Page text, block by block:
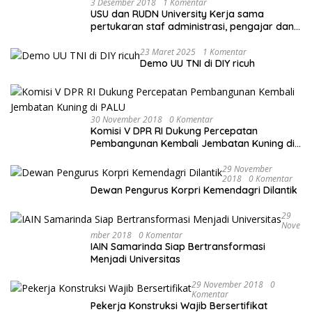
3 Desember 2018 1 Komentar
USU dan RUDN University Kerja sama
pertukaran staf administrasi, pengajar dan
23 Maret 2025 1 Komentar
Demo UU TNI di DIY ricuh
30 November 2018 0 Komentar
Komisi V DPR RI Dukung Percepatan
Pembangunan Kembali Jembatan Kuning di
29 November
2018 0 Komentar
Dewan Pengurus Korpri Kemendagri Dilantik
29
Nove
Mber 2018 0 Komentar
IAIN Samarinda Siap Bertransformasi
Menjadi Universitas
29 November 2018 0
Komentar
Pekerja Konstruksi Wajib Bersertifikat